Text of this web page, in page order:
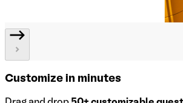
Customize in minutes